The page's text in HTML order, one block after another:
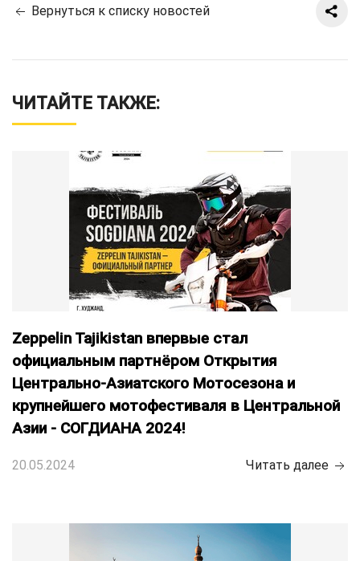
Вернуться к списку новостей
ЧИТАЙТЕ ТАКЖЕ:
Zeppelin Tajikistan впервые стал
официальным партнёром Открытия
Центрально-Азиатского Мотосезона и
крупнейшего мотофестиваля в Центральной
Азии - СОГДИАНА 2024!
20.05.2024 Читать далее